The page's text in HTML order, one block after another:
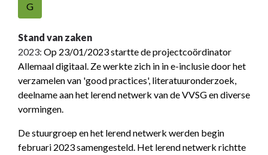
G
Stand van zaken
2023: Op 23/01/2023 startte de projectcoördinator
Allemaal digitaal. Ze werkte zich in in e-inclusie door het
verzamelen van 'good practices', literatuuronderzoek,
deelname aan het lerend netwerk van de VVSG en diverse
vormingen.
De stuurgroep en het lerend netwerk werden begin
februari 2023 samengesteld. Het lerend netwerk richtte